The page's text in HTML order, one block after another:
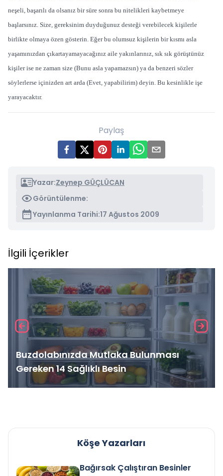
neşeli, başarılı da olsanız bir süre sonra bu nitelikleri kaybetmeye
başlarsınız. Size, gereksinim duyduğunuz desteği verebilecek kişilerle
birlikte olmaya özen gösterin. Eğer bu olumsuz kişilerin bir kısmı asla
yaşamınızdan çıkartayamayacağınız aile yakınlarınız, sık sık görüştünüz
kişiler ise ne zaman size (Bunu asla yapamazsın) ya da benzeri sözler
söylerlerse içinizden art arda (Evet, yapabilirim) deyin. Bu kesinlikle işe
yarayacaktır.
Paylaş
Yazar:Zeynep GÜÇLÜCAN
Görüntülenme:
Yayınlanma Tarihi:17 Ağustos 2009
İlgili İçerikler
Buzdolabınızda Mutlaka Bulunması
Gereken 14 Sağlıklı Besin
Köşe Yazarları
Bağırsak Çalıştıran Besinler